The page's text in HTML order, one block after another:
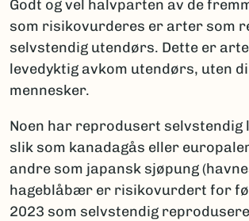
Godt og vel halvparten av de
som risikovurderes er arter som
selvstendig utendørs. Dette er
levedyktig avkom utendørs, uten
mennesker.
Noen har reprodusert selvstendig
slik som kanadagås eller
andre som japansk sjøpung
hageblåbær er risikovurdert for
2023 som selvstendig